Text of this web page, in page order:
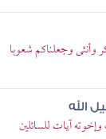
وأنثى وجعلناكم شعوبا
الله
آيات للسائلين